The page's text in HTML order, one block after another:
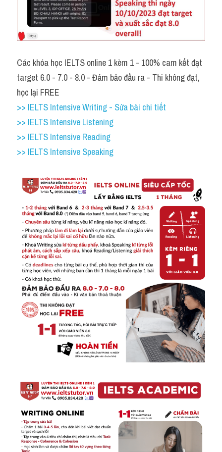
Các khóa học IELTS online 1 kèm 1 - 100% cam kết đạt
target 6.0 - 7.0 - 8.0 - Đảm bảo đầu ra - Thi không đạt,
học lại FREE
>> IELTS Intensive Writing - Sửa bài chi tiết
>> IELTS Intensive Listening
>> IELTS Intensive Reading
>> IELTS Intensive Speaking